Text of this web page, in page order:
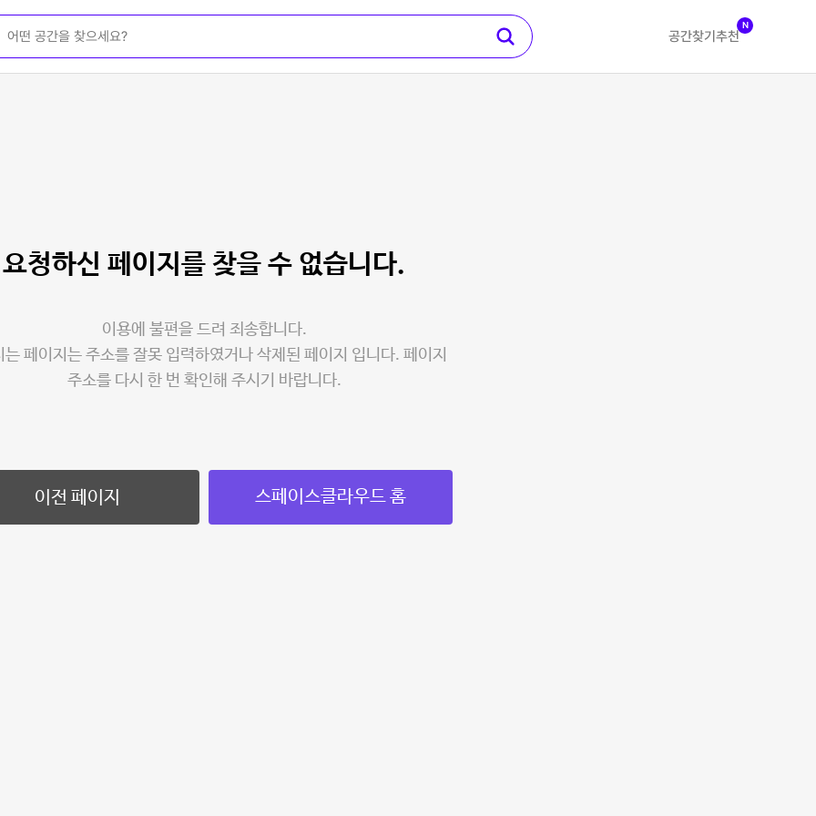
공간찾기 추천
N
요청하신 페이지를 찾을 수 없습니다.
이용에 불편을 드려 죄송합니다.
는 페이지는 주소를 잘못 입력하였거나 삭제된 페이지 입니다. 페이지
주소를 다시 한 번 확인해 주시기 바랍니다.
이전 페이지 스페이스클라우드 홈